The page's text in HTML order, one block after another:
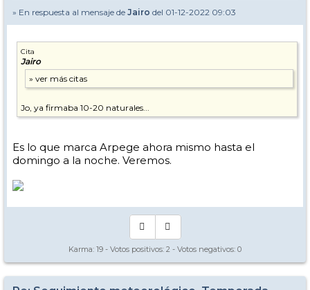
» En respuesta al mensaje de Jairo del 01-12-2022 09:03
Cita
Jairo
Jo, ya firmaba 10-20 naturales...
Es lo que marca Arpege ahora mismo hasta el
domingo a la noche. Veremos.
Karma: 19 - Votos positivos: 2 - Votos negativos: 0